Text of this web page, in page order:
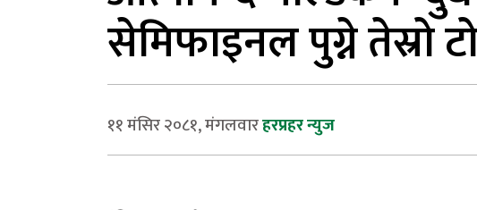
सेमिफाइनल पुग्ने तेस्रो
११ मंसिर २०८१, मंगलवारहरप्रहर न्युज